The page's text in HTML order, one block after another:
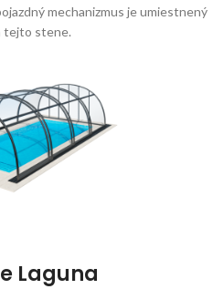
mechanizmus je umiestnený
tejto stene.
Laguna